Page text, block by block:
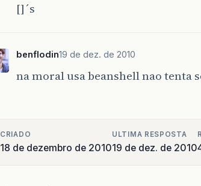
[]´s
benflodin19 de dez. de 2010
na moral usa beanshell nao tenta
CRIADO
18 de dezembro de 2010
ULTIMA RESPOSTA
19 de dez. de 2010